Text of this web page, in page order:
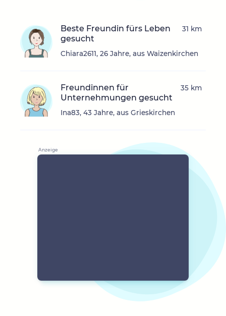
Beste Freundin fürs Leben
gesucht
Chiara2611, 26 Jahre, aus Waizenkirchen
31 km
Freundinnen für
Unternehmungen gesucht
Ina83, 43 Jahre, aus Grieskirchen
35 km